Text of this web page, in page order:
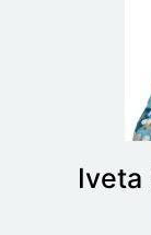
Iveta